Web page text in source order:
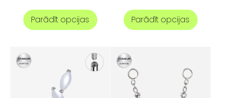
Parādīt opcijas Parādīt opcijas